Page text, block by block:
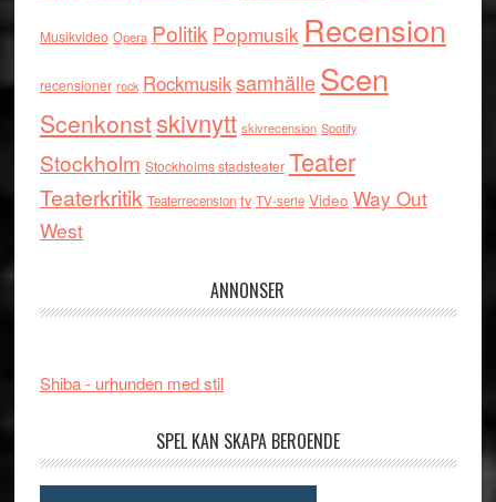
Musikvideo Opera Politik Popmusik Recension
recensioner rock RockmusiksamhälleScen
Scenkonstskivnytt skivrecension Spotify
Stockholm Stockholms stadsteater Teater
Teaterkritik Teaterrecension tv TV-serie Video Way Out
West
ANNONSER
Shiba - urhunden med stil
SPEL KAN SKAPA BEROENDE